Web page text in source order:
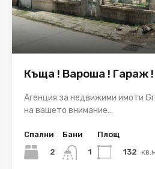
Къща ! Вароша ! Гараж !
Агенция за недвижими имоти
на вашето внимание…
Спални
2
Бани
1
Площ
132